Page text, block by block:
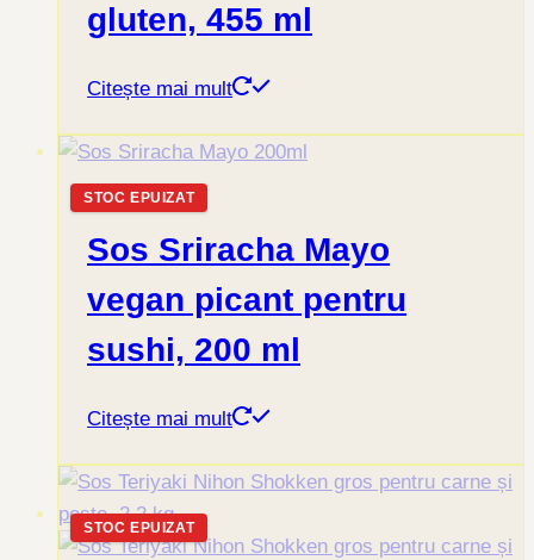
gluten, 455 ml
Citește mai mult
STOC EPUIZAT
Sos Sriracha Mayo
vegan picant pentru
sushi, 200 ml
Citește mai mult
STOC EPUIZAT